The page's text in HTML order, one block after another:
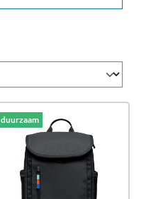
duurzaam